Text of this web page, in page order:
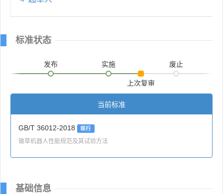
标准状态
发布 实施
上次复审
废止
当前标准
GB/T 36012-2018 现行
锄草机器人性能规范及其试验方法
基础信息